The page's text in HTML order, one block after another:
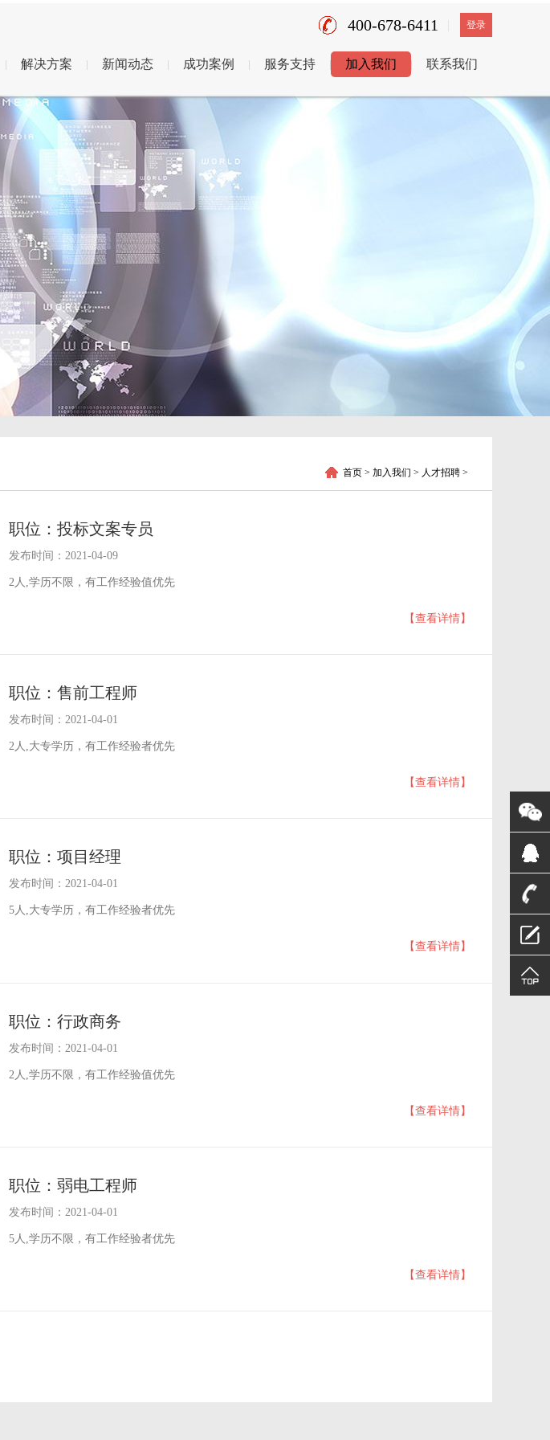
登录
400-678-6411
解决方案 新闻动态 成功案例 服务支持 加入我们 联系我们
首页 > 加入我们 > 人才招聘 >
职位：投标文案专员
发布时间：2021-04-09
2人,学历不限，有工作经验值优先
【查看详情】
职位：售前工程师
发布时间：2021-04-01
2人,大专学历，有工作经验者优先
【查看详情】
职位：项目经理
发布时间：2021-04-01
5人,大专学历，有工作经验者优先
【查看详情】
职位：行政商务
发布时间：2021-04-01
2人,学历不限，有工作经验值优先
【查看详情】
职位：弱电工程师
发布时间：2021-04-01
5人,学历不限，有工作经验者优先
【查看详情】